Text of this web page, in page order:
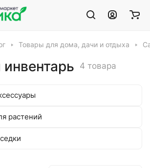
Товары для дома, дачи и отдыха
4 товара
растений